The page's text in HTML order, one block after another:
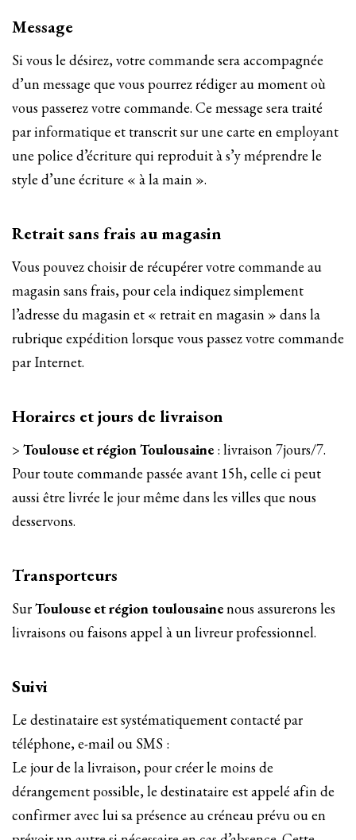
Message
Si vous le désirez, votre commande sera accompagnée
d’un message que vous pourrez rédiger au moment où
vous passerez votre commande. Ce message sera traité
par informatique et transcrit sur une carte en employant
une police d’écriture qui reproduit à s’y méprendre le
style d’une écriture « à la main ».
Retrait sans frais au magasin
Vous pouvez choisir de récupérer votre commande au
magasin sans frais, pour cela indiquez simplement
l’adresse du magasin et « retrait en magasin » dans la
rubrique expédition lorsque vous passez votre commande
par Internet.
Horaires et jours de livraison
> Toulouse et région Toulousaine : livraison 7jours/7.
Pour toute commande passée avant 15h, celle ci peut
aussi être livrée le jour même dans les villes que nous
desservons.
Transporteurs
SurToulouse et région toulousainenous assurerons les
livraisons ou faisons appel à un livreur professionnel.
Suivi
Le destinataire est systématiquement contacté par
téléphone, e-mail ou SMS :
Le jour de la livraison, pour créer le moins de
dérangement possible, le destinataire est appelé afin de
confirmer avec lui sa présence au créneau prévu ou en